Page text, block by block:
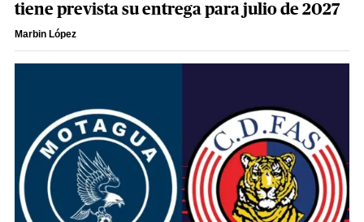
tiene prevista su entrega para julio de 2027
Marbin López